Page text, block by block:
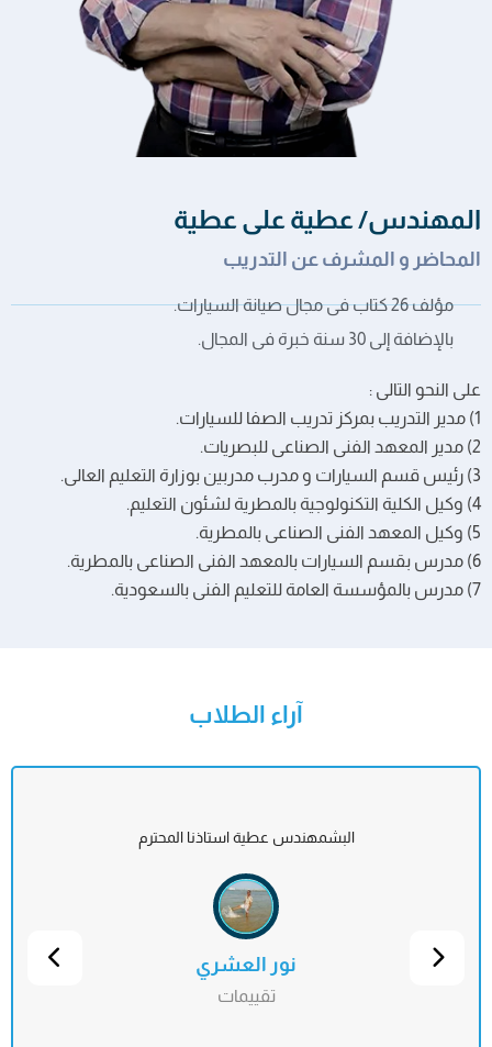
المهندس/ عطية على عطية
المحاضر و المشرف عن التدريب
مؤلف 26 كتاب فى مجال صيانة السيارات.
بالإضافة إلى 30 سنة خبرة فى المجال.
على النحو التالى :
1) مدير التدريب بمركز تدريب الصفا للسيارات.
2) مدير المعهد الفنى الصناعى للبصريات.
3) رئيس قسم السيارات و مدرب مدربين بوزارة التعليم العالى.
4) وكيل الكلية التكنولوجية بالمطرية لشئون التعليم.
5) وكيل المعهد الفنى الصناعى بالمطرية.
6) مدرس بقسم السيارات بالمعهد الفنى الصناعى بالمطرية.
7) مدرس بالمؤسسة العامة للتعليم الفنى بالسعودية.
آراء الطلاب
نور العشري
تقييمات
البشمهندس عطية استاذنا المحترم